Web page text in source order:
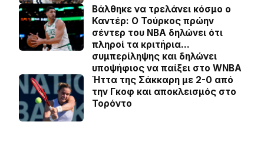
Βάλθηκε να τρελάνει κόσμο ο
Καντέρ: Ο Τούρκος πρώην
σέντερ του NBA δηλώνει ότι
πληροί τα κριτήρια…
συμπερίληψης και δηλώνει
υποψήφιος να παίξει στο WNBA
Ήττα της Σάκκαρη με 2-0 από
την Γκοφ και αποκλεισμός στο
Τορόντο